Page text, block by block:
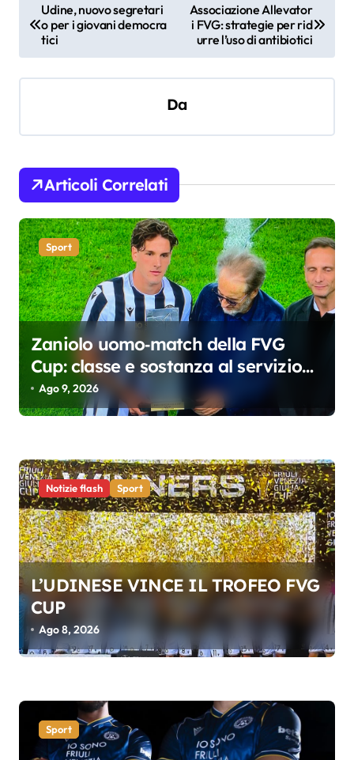
a
v
i
a
o
n
e
a
r
t
o
i
Udine, nuovo segretari
o per i giovani democra
tici
Associazione Allevator
i FVG: strategie per rid
urre l’uso di antibiotici
Da
Articoli Correlati
Sport
Zaniolo uomo‑match della FVG
Cup: classe e sostanza al servizio
dell’Udinese
Ago 9, 2026
Notizie flash Sport
L’UDINESE VINCE IL TROFEO FVG
CUP
Ago 8, 2026
Sport